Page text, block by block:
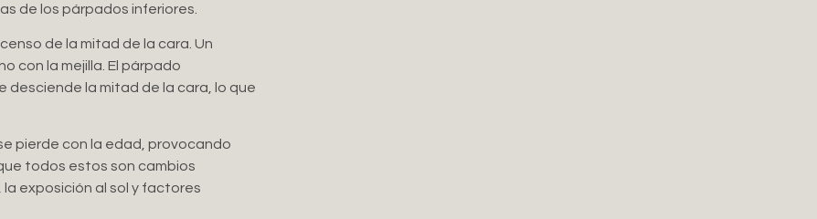
de los párpados inferiores.
de la mitad de la cara. Un
con la mejilla. El párpado
desciende la mitad de la cara, lo que
pierde con la edad, provocando
todos estos son cambios
exposición al sol y factores